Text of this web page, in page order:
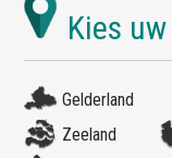
Gelderland
Zeeland